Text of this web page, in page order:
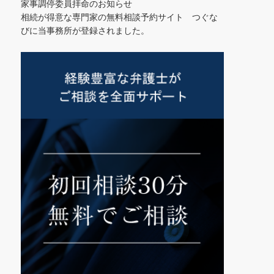
家事調停委員拝命のお知らせ
相続が得意な専門家の無料相談予約サイト つぐな
びに当事務所が登録されました。